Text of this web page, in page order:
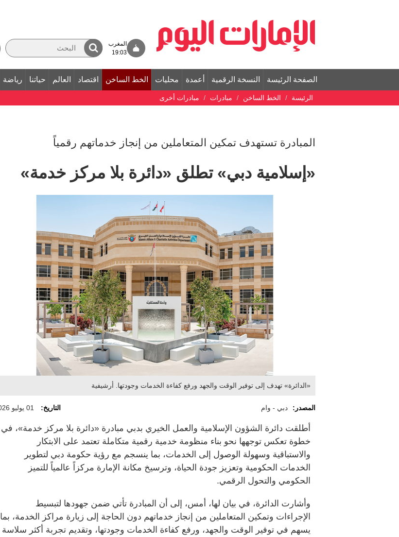
المغرب
19:03
الصفحة الرئيسة النسخة الرقمية أعمدة محليات الخط الساخن اقتصاد العالم حياتنا رياضة
الرئيسة الخط الساخن مبادرات مبادرات أخرى
المبادرة تستهدف تمكين المتعاملين من إنجاز خدماتهم رقمياً
«إسلامية دبي» تطلق «دائرة بلا مركز خدمة»
«الدائرة» تهدف إلى توفير الوقت والجهد ورفع كفاءة الخدمات وجودتها. أرشيفية
المصدر: دبي - وام التاريخ: 01 يوليو 2026
أطلقت دائرة الشؤون الإسلامية والعمل الخيري بدبي مبادرة «دائرة بلا مركز خدمة»، في
خطوة تعكس توجهها نحو بناء منظومة خدمية رقمية متكاملة تعتمد على الابتكار
والاستباقية وسهولة الوصول إلى الخدمات، بما ينسجم مع رؤية حكومة دبي لتطوير
الخدمات الحكومية وتعزيز جودة الحياة، وترسيخ مكانة الإمارة مركزاً عالمياً للتميز
الحكومي والتحول الرقمي.
وأشارت الدائرة، في بيان لها، أمس، إلى أن المبادرة تأتي ضمن جهودها لتبسيط
الإجراءات وتمكين المتعاملين من إنجاز خدماتهم دون الحاجة إلى زيارة مراكز الخدمة، بما
يسهم في توفير الوقت والجهد، ورفع كفاءة الخدمات وجودتها، وتقديم تجربة أكثر سلاسة